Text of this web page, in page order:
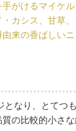
がけるマイ
カシス、甘
来の香ばしいニ
なり、とてつ
の比較的小さ